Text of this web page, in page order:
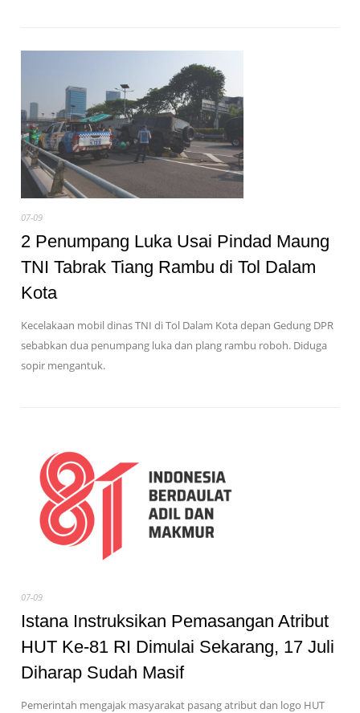
07-09
2 Penumpang Luka Usai Pindad Maung
TNI Tabrak Tiang Rambu di Tol Dalam
Kota
Kecelakaan mobil dinas TNI di Tol Dalam Kota depan Gedung DPR
sebabkan dua penumpang luka dan plang rambu roboh. Diduga
sopir mengantuk.
07-09
Istana Instruksikan Pemasangan Atribut
HUT Ke-81 RI Dimulai Sekarang, 17 Juli
Diharap Sudah Masif
Pemerintah mengajak masyarakat pasang atribut dan logo HUT